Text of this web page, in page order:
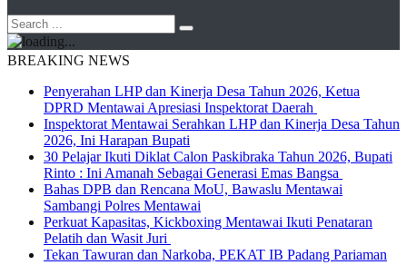
BREAKING NEWS
Penyerahan LHP dan Kinerja Desa Tahun 2026, Ketua
DPRD Mentawai Apresiasi Inspektorat Daerah
Inspektorat Mentawai Serahkan LHP dan Kinerja Desa Tahun
2026, Ini Harapan Bupati
30 Pelajar Ikuti Diklat Calon Paskibraka Tahun 2026, Bupati
Rinto : Ini Amanah Sebagai Generasi Emas Bangsa
Bahas DPB dan Rencana MoU, Bawaslu Mentawai
Sambangi Polres Mentawai
Perkuat Kapasitas, Kickboxing Mentawai Ikuti Penataran
Pelatih dan Wasit Juri
Tekan Tawuran dan Narkoba, PEKAT IB Padang Pariaman